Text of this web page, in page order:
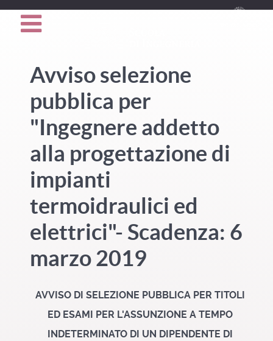
Avviso selezione
pubblica per
"Ingegnere addetto
alla progettazione di
impianti
termoidraulici ed
elettrici"- Scadenza: 6
marzo 2019
AVVISO DI SELEZIONE PUBBLICA PER TITOLI
ED ESAMI PER L'ASSUNZIONE A TEMPO
INDETERMINATO DI UN DIPENDENTE DI